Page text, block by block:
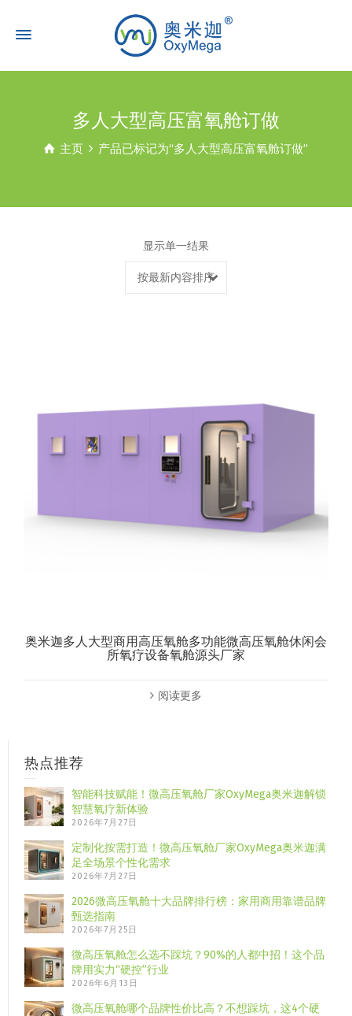
多人大型高压富氧舱订做
主页 产品已标记为“多人大型高压富氧舱订做”
显示单一结果
按最新内容排序
奥米迦多人大型商用高压氧舱多功能微高压氧舱休闲会
所氧疗设备氧舱源头厂家
阅读更多
热点推荐
智能科技赋能！微高压氧舱厂家OxyMega奥米迦解锁
智慧氧疗新体验
2026年7月27日
定制化按需打造！微高压氧舱厂家OxyMega奥米迦满
足全场景个性化需求
2026年7月27日
2026微高压氧舱十大品牌排行榜：家用商用靠谱品牌
甄选指南
2026年7月25日
微高压氧舱怎么选不踩坑？90%的人都中招！这个品
牌用实力“硬控”行业
2026年6月13日
微高压氧舱哪个品牌性价比高？不想踩坑，这4个硬